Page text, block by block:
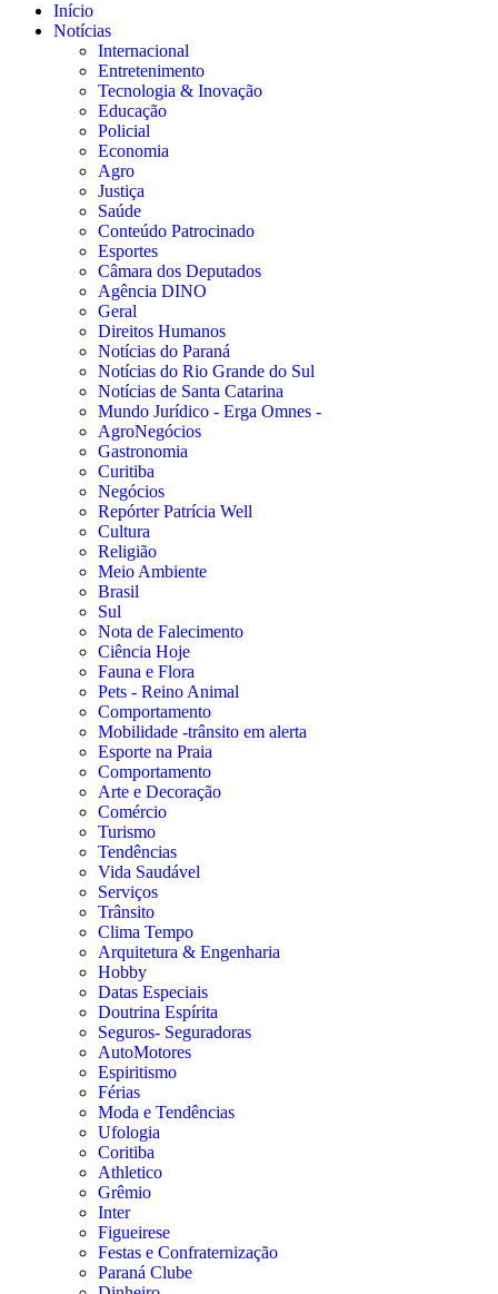
Início
Notícias
Internacional
Entretenimento
Tecnologia & Inovação
Educação
Policial
Economia
Agro
Justiça
Saúde
Conteúdo Patrocinado
Esportes
Câmara dos Deputados
Agência DINO
Geral
Direitos Humanos
Notícias do Paraná
Notícias do Rio Grande do Sul
Notícias de Santa Catarina
Mundo Jurídico - Erga Omnes -
AgroNegócios
Gastronomia
Curitiba
Negócios
Repórter Patrícia Well
Cultura
Religião
Meio Ambiente
Brasil
Sul
Nota de Falecimento
Ciência Hoje
Fauna e Flora
Pets - Reino Animal
Comportamento
Mobilidade -trânsito em alerta
Esporte na Praia
Comportamento
Arte e Decoração
Comércio
Turismo
Tendências
Vida Saudável
Serviços
Trânsito
Clima Tempo
Arquitetura & Engenharia
Hobby
Datas Especiais
Doutrina Espírita
Seguros- Seguradoras
AutoMotores
Espiritismo
Férias
Moda e Tendências
Ufologia
Coritiba
Athletico
Grêmio
Inter
Figueirese
Festas e Confraternização
Paraná Clube